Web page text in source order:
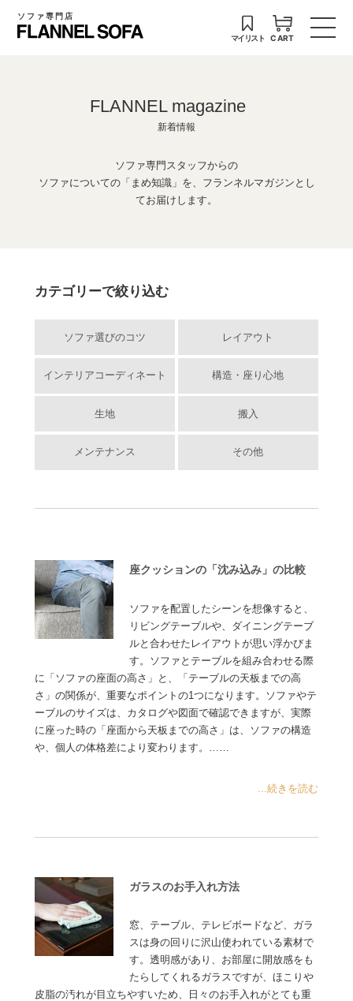
ソファ専門店
マイリスト CART
FLANNEL magazine
新着情報
ソファ専門スタッフからの
ソファについての「まめ知識」を、フランネルマガジンとし
てお届けします。
カテゴリーで絞り込む
ソファ選びのコツ レイアウト
インテリアコーディネート 構造・座り心地
生地 搬入
メンテナンス その他
座クッションの「沈み込み」の比較
ソファを配置したシーンを想像すると、
リビングテーブルや、ダイニングテーブ
ルと合わせたレイアウトが思い浮かびま
す。ソファとテーブルを組み合わせる際
に「ソファの座面の高さ」と、「テーブルの天板までの高
さ」の関係が、重要なポイントの1つになります。ソファやテ
ーブルのサイズは、カタログや図面で確認できますが、実際
に座った時の「座面から天板までの高さ」は、ソファの構造
や、個人の体格差により変わります。……
...続きを読む
ガラスのお手入れ方法
窓、テーブル、テレビボードなど、ガラ
スは身の回りに沢山使われている素材で
す。透明感があり、お部屋に開放感をも
たらしてくれるガラスですが、ほこりや
皮脂の汚れが目立ちやすいため、日々のお手入れがとても重